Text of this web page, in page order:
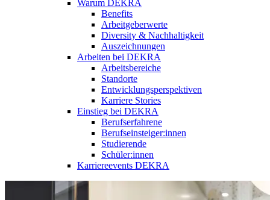
Warum DEKRA
Benefits
Arbeitgeberwerte
Diversity & Nachhaltigkeit
Auszeichnungen
Arbeiten bei DEKRA
Arbeitsbereiche
Standorte
Entwicklungsperspektiven
Karriere Stories
Einstieg bei DEKRA
Berufserfahrene
Berufseinsteiger:innen
Studierende
Schüler:innen
Karriereevents DEKRA